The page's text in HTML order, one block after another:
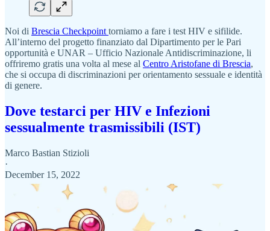
Noi di Brescia Checkpoint torniamo a fare i test HIV e sifilide.
All’interno del progetto finanziato dal Dipartimento per le Pari
opportunità e UNAR – Ufficio Nazionale Antidiscriminazione, li
offriremo gratis una volta al mese al Centro Aristofane di Brescia,
che si occupa di discriminazioni per orientamento sessuale e identità
di genere.
Dove testarci per HIV e Infezioni
sessualmente trasmissibili (IST)
Marco Bastian Stizioli
·
December 15, 2022